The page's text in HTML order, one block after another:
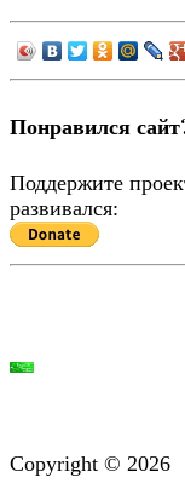
Понравился
Поддержите
развивался:
Copyright © 2026